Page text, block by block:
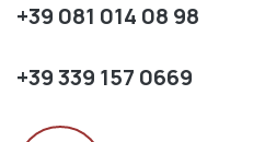
+39 081 014 08 98
+39 339 157 0669